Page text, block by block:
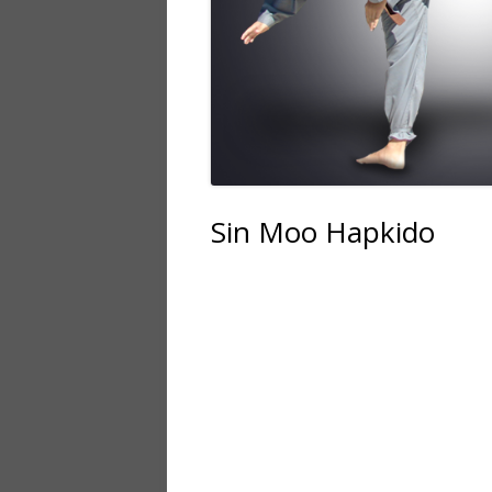
Sin Moo Hapkido